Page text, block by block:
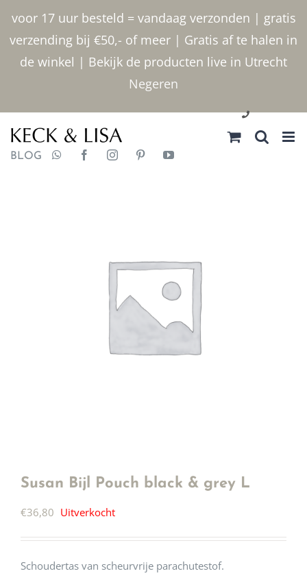
voor 17 uur besteld = vandaag verzonden | gratis
verzending bij €50,- of meer | Gratis af te halen in
de winkel | Bekijk de producten live in Utrecht
Negeren
inhoud
030 2400000
BLOG
Susan Bijl Pouch black & grey L
€36,80 Uitverkocht
Schoudertas van scheurvrije parachutestof.